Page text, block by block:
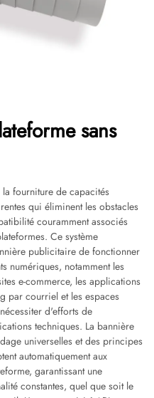
sans
fourniture de capacités
qui éliminent les obstacles
couramment associés
Ce système
publicitaire de fonctionner
numériques, notamment les
e-commerce, les applications
par courriel et les espaces
d'efforts de
techniques. La bannière
universelles et des principes
automatiquement aux
garantissant une
constantes, quel que soit le